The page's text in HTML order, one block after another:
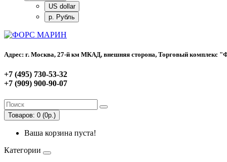
US dollar
р. Рубль
Адрес: г. Москва, 27-й км МКАД, внешняя сторона, Торговый комплекс
+7 (495) 730-53-32
+7 (909) 900-90-07
Товаров: 0 (0р.)
Ваша корзина пуста!
Категории